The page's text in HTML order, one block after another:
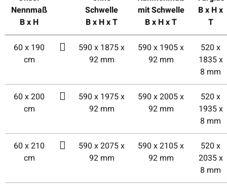
Nennmaß
B x H
Schwelle
B x H x T
mit Schwelle
B x H x T
B x H x
T
60 x 190
cm
590 x 1875 x
92 mm
590 x 1905 x
92 mm
520 x
1835 x
8 mm
60 x 200
cm
590 x 1975 x
92 mm
590 x 2005 x
92 mm
520 x
1935 x
8 mm
60 x 210
cm
590 x 2075 x
92 mm
590 x 2105 x
92 mm
520 x
2035 x
8 mm